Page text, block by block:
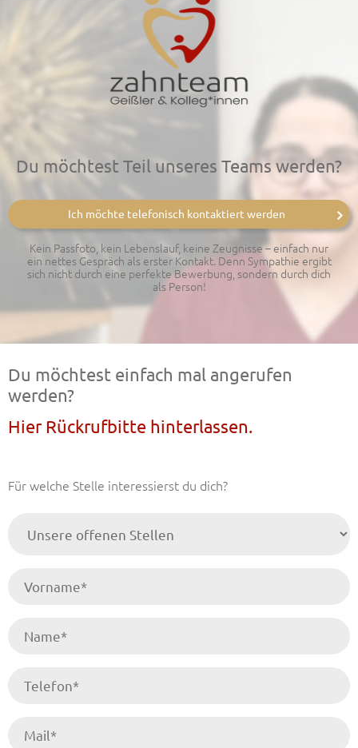
Du möchtest Teil unseres Teams werden?
Ich möchte telefonisch kontaktiert werden
Kein Passfoto, kein Lebenslauf, keine Zeugnisse – einfach nur
ein nettes Gespräch als erster Kontakt. Denn Sympathie ergibt
sich nicht durch eine perfekte Bewerbung, sondern durch dich
als Person!
Du möchtest einfach mal angerufen
werden?
Hier Rückrufbitte hinterlassen.
Für welche Stelle interessierst du dich?